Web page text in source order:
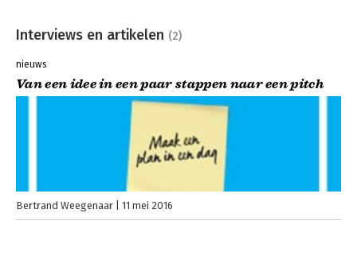
Interviews en artikelen (2)
nieuws
Van een idee in een paar stappen naar een pitch
Bertrand Weegenaar 11 mei 2016